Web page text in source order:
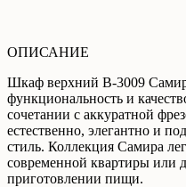
ОПИСАНИЕ
Шкаф верхний В-3009
функциональность и
сочетании с аккуратной
естественно, элегантно и
стиль. Коллекция Самира
современной квартиры или
приготовлении пищи.